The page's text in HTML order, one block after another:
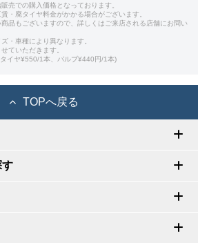
売での購入価格となっております。
・廃タイヤ料金がかかる場合がございます。
品もございますので、詳しくはご来店される店舗にお問い
・車種により異なります。
ていただきます。
イヤ¥550/1本、バルブ¥440円/1本)
TOPへ戻る
す